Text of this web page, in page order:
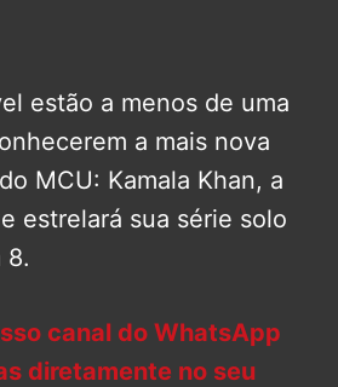
estão a menos de uma
a mais nova
MCU: Kamala Khan, a
estrelará sua série solo
8.
canal do WhatsApp
diretamente no seu